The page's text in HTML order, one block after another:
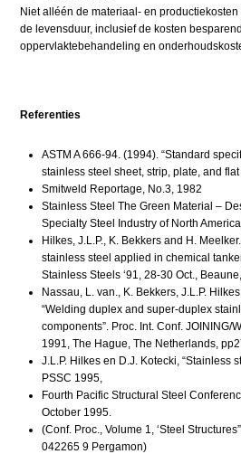
Niet alléén de materiaal- en
de levensduur, inclusief de kosten
oppervlaktebehandeling en
Referenties
ASTM A 666-94. (1994). “Standard
stainless steel sheet, strip, plate, and flat
Smitweld Reportage, No.3, 1982
Stainless Steel The Green Material –
Specialty Steel Industry of North
Hilkes, J.L.P., K. Bekkers and H.
stainless steel applied in chemical
Stainless Steels ‘91, 28-30 Oct.,
Nassau, L. van., K. Bekkers, J.L.P.
“Welding duplex and super-duplex
components”. Proc. Int. Conf. JOINING/
1991, The Hague, The Netherlands,
J.L.P. Hilkes en D.J. Kotecki, “Stainless
PSSC 1995,
Fourth Pacific Structural Steel
October 1995.
(Conf. Proc., Volume 1, ‘Steel
042265 9 Pergamon)